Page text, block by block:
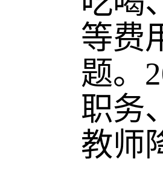
等费
题。
职务
教师